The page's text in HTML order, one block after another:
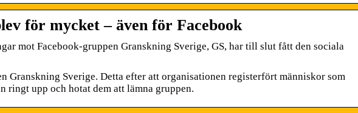
för mycket – även för Facebook
mot Facebook-gruppen Granskning Sverige, GS, har till slut fått den sociala
Granskning Sverige. Detta efter att organisationen registerfört människor som
ringt upp och hotat dem att lämna gruppen.